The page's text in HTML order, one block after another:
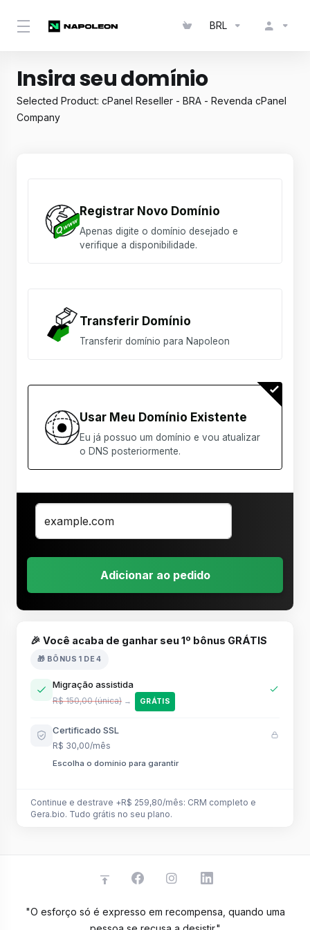
BRL
Insira seu domínio
Selected Product: cPanel Reseller - BRA - Revenda cPanel
Company
Registrar Novo Domínio
Apenas digite o domínio desejado e
verifique a disponibilidade.
Transferir Domínio
Transferir domínio para Napoleon
Usar Meu Domínio Existente
Eu já possuo um domínio e vou atualizar
o DNS posteriormente.
Adicionar ao pedido
🎉 Você acaba de ganhar seu 1º bônus GRÁTIS
🎁 BÔNUS 1 DE 4
Migração assistida
R$ 150,00 (única) → GRÁTIS
Certificado SSL
R$ 30,00/mês
Escolha o domínio para garantir
Continue e destrave +R$ 259,80/mês: CRM completo e
Gera.bio. Tudo grátis no seu plano.
"O esforço só é expresso em recompensa, quando uma